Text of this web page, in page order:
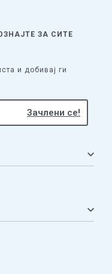
ЗА СИТЕ
и добивај ги